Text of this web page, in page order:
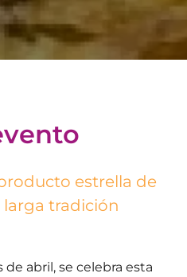
estrella de
larga tradición
abril, se celebra esta